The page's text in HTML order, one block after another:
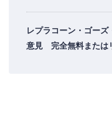
レプラコーン・ゴー
意見 完全無料または